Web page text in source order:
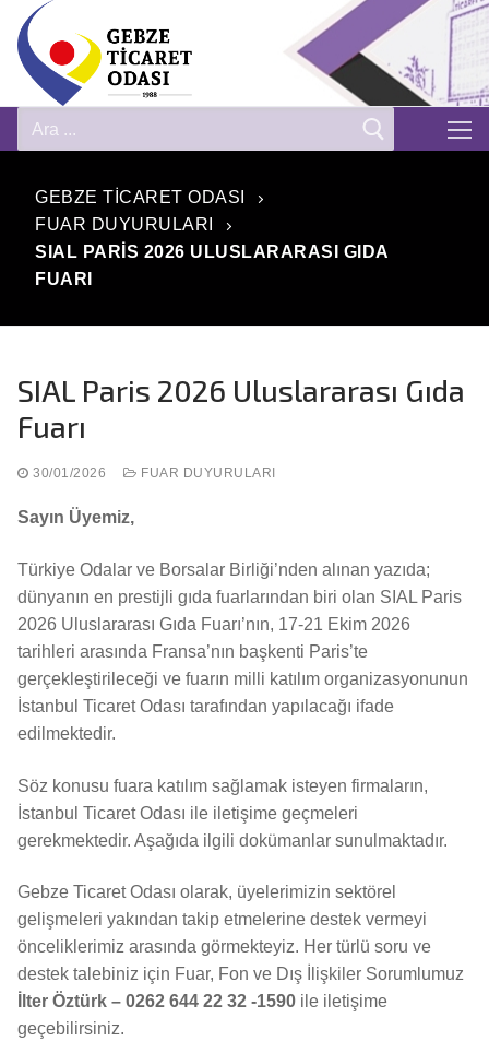
GEBZE TICARET ODASI
FUAR DUYURULARI
SIAL PARIS 2026 ULUSLARARASI GIDA
FUARI
SIAL Paris 2026 Uluslararası Gıda
Fuarı
30/01/2026 FUAR DUYURULARI
Sayın Üyemiz,
Türkiye Odalar ve Borsalar Birliği’nden alınan yazıda;
dünyanın en prestijli gıda fuarlarından biri olan SIAL Paris
2026 Uluslararası Gıda Fuarı’nın, 17-21 Ekim 2026
tarihleri arasında Fransa’nın başkenti Paris’te
gerçekleştirileceği ve fuarın milli katılım organizasyonunun
İstanbul Ticaret Odası tarafından yapılacağı ifade
edilmektedir.
Söz konusu fuara katılım sağlamak isteyen firmaların,
İstanbul Ticaret Odası ile iletişime geçmeleri
gerekmektedir. Aşağıda ilgili dokümanlar sunulmaktadır.
Gebze Ticaret Odası olarak, üyelerimizin sektörel
gelişmeleri yakından takip etmelerine destek vermeyi
önceliklerimiz arasında görmekteyiz. Her türlü soru ve
destek talebiniz için Fuar, Fon ve Dış İlişkiler Sorumlumuz
İlter Öztürk – 0262 644 22 32 -1590 ile iletişime
geçebilirsiniz.